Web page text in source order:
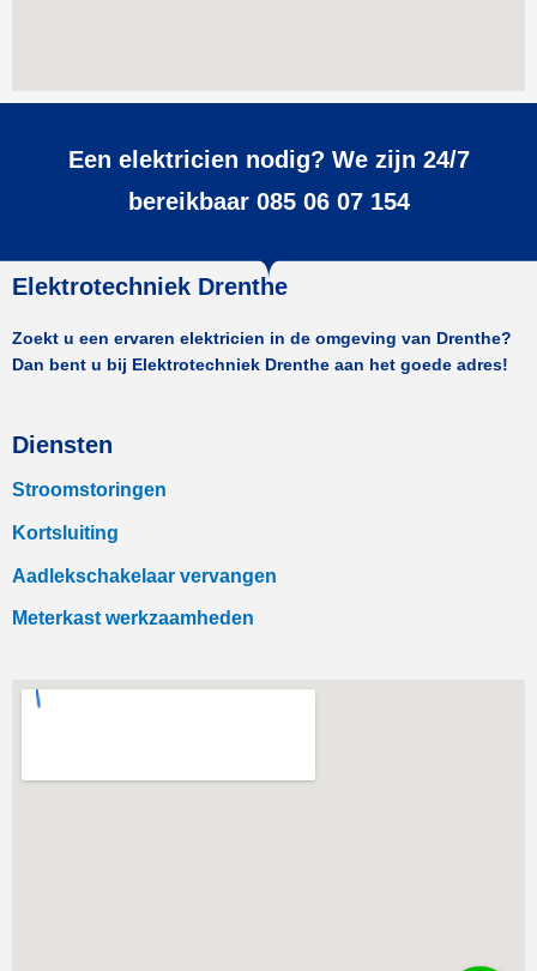
Een elektricien nodig? We zijn 24/7
bereikbaar 085 06 07 154
Elektrotechniek Drenthe
Zoekt u een ervaren elektricien in de omgeving van Drenthe?
Dan bent u bij Elektrotechniek Drenthe aan het goede adres!
Diensten
Stroomstoringen
Kortsluiting
Aadlekschakelaar vervangen
Meterkast werkzaamheden